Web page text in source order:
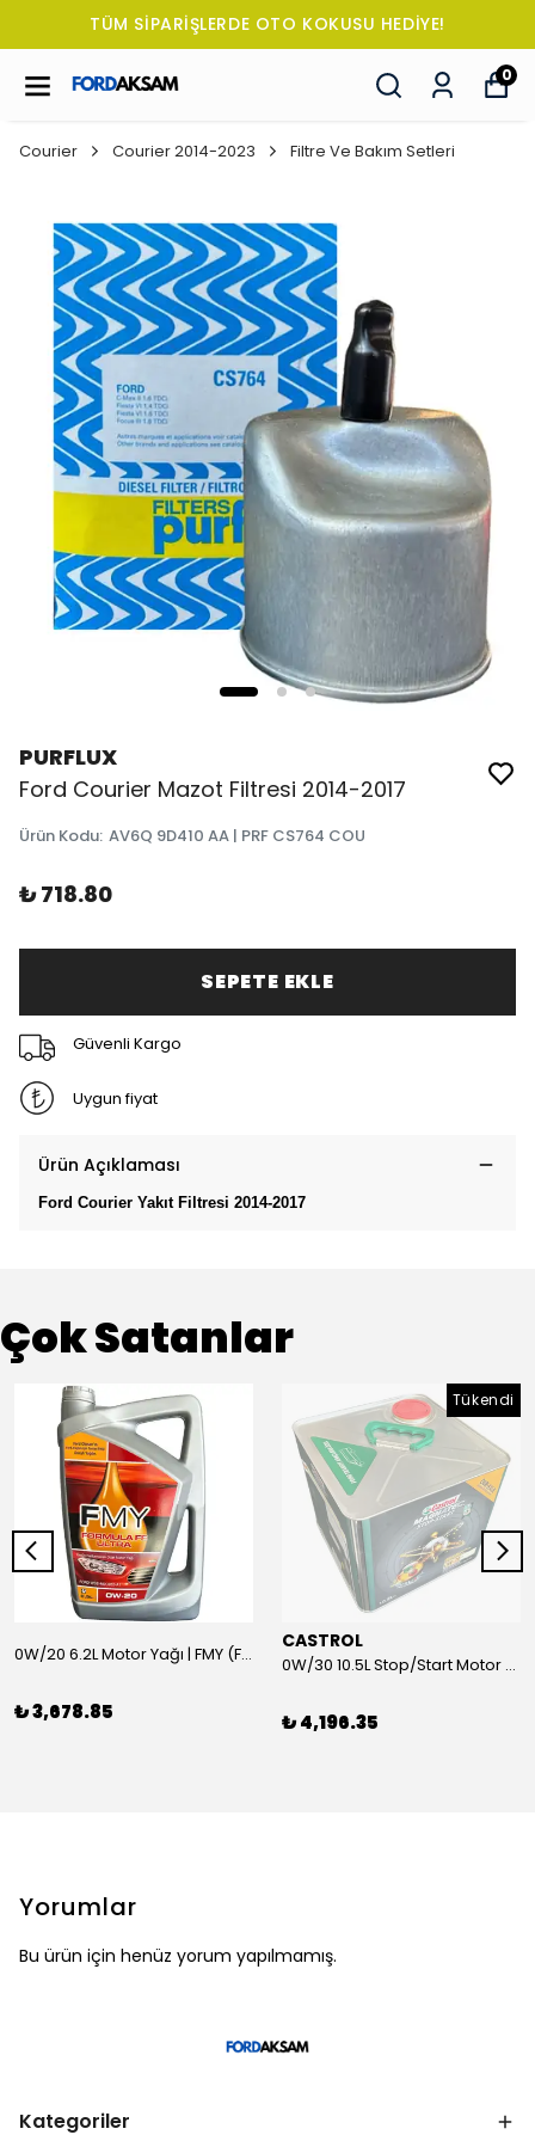
TÜM SİPARİŞLERDE OTO KOKUSU HEDİYE!
0
Courier Courier 2014-2023 Filtre Ve Bakım Setleri
PURFLUX
Ford Courier Mazot Filtresi 2014-2017
Ürün Kodu: AV6Q 9D410 AA | PRF CS764 COU
₺ 718.80
SEPETE EKLE
Güvenli Kargo
Uygun fiyat
Ürün Açıklaması
Ford Courier Yakıt Filtresi 2014-2017
Çok Satanlar
0W/20 6.2L Motor Yağı | FMY (Ford Motor Yağları)
₺ 3,678.85
Tükendi
CASTROL
0W/30 10.5L Stop/Start Motor Yağı | CASTROL
₺ 4,196.35
Yorumlar
Bu ürün için henüz yorum yapılmamış.
Kategoriler